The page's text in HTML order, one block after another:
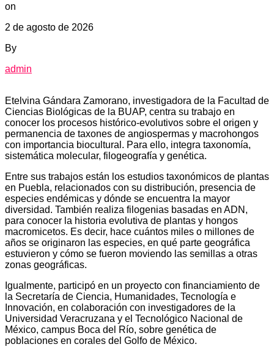
on
2 de agosto de 2026
By
admin
Etelvina Gándara Zamorano, investigadora de la Facultad de
Ciencias Biológicas de la BUAP, centra su trabajo en
conocer los procesos histórico-evolutivos sobre el origen y
permanencia de taxones de angiospermas y macrohongos
con importancia biocultural. Para ello, integra taxonomía,
sistemática molecular, filogeografía y genética.
Entre sus trabajos están los estudios taxonómicos de plantas
en Puebla, relacionados con su distribución, presencia de
especies endémicas y dónde se encuentra la mayor
diversidad. También realiza filogenias basadas en ADN,
para conocer la historia evolutiva de plantas y hongos
macromicetos. Es decir, hace cuántos miles o millones de
años se originaron las especies, en qué parte geográfica
estuvieron y cómo se fueron moviendo las semillas a otras
zonas geográficas.
Igualmente, participó en un proyecto con financiamiento de
la Secretaría de Ciencia, Humanidades, Tecnología e
Innovación, en colaboración con investigadores de la
Universidad Veracruzana y el Tecnológico Nacional de
México, campus Boca del Río, sobre genética de
poblaciones en corales del Golfo de México.